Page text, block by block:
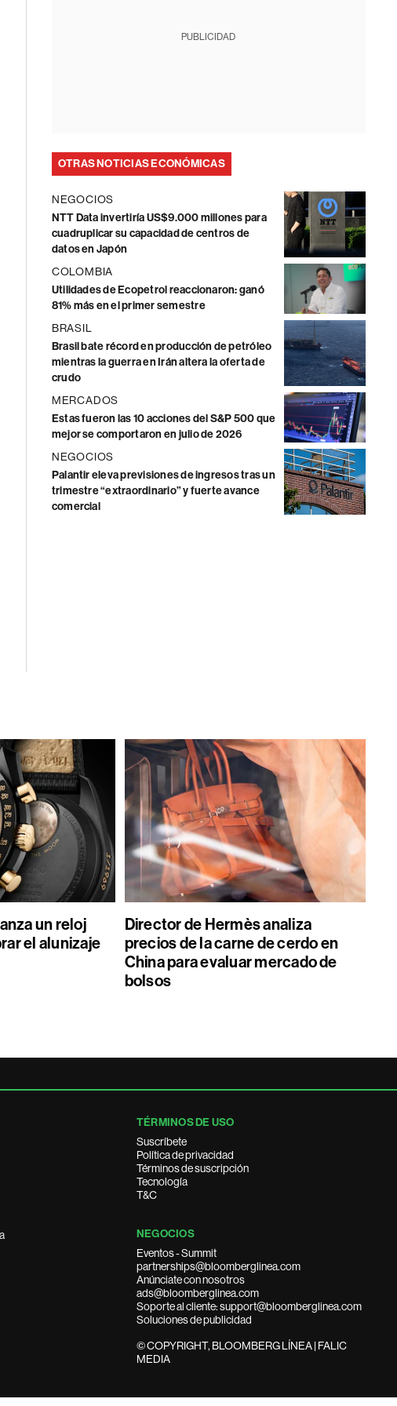
PUBLICIDAD
OTRAS NOTICIAS ECONÓMICAS
NEGOCIOS
NTT Data invertiría US$9.000 millones para
cuadruplicar su capacidad de centros de
datos en Japón
COLOMBIA
Utilidades de Ecopetrol reaccionaron: ganó
81% más en el primer semestre
BRASIL
Brasil bate récord en producción de petróleo
mientras la guerra en Irán altera la oferta de
crudo
MERCADOS
Estas fueron las 10 acciones del S&P 500 que
mejor se comportaron en julio de 2026
NEGOCIOS
Palantir eleva previsiones de ingresos tras un
trimestre “extraordinario” y fuerte avance
comercial
un reloj
el alunizaje
Director de Hermès analiza
precios de la carne de cerdo en
China para evaluar mercado de
bolsos
TÉRMINOS DE USO
Suscríbete
Política de privacidad
Términos de suscripción
Tecnología
T&C
NEGOCIOS
Eventos - Summit
partnerships@bloomberglinea.com
Anúnciate con nosotros
ads@bloomberglinea.com
Soporte al cliente: support@bloomberglinea.com
Soluciones de publicidad
© COPYRIGHT, BLOOMBERG LÍNEA | FALIC
MEDIA